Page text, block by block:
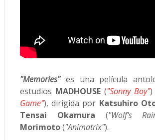
"Memories"es una película
estudios MADHOUSE("Sonny Boy")
Game"), dirigida por Katsuhiro
Tensai Okamura ("Wolf's
Morimoto("Animatrix").